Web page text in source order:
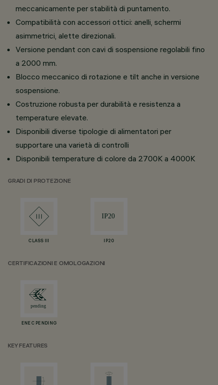
meccanicamente per stabilità di puntamento.
Compatibilità con accessori ottici: anelli, schermi
asimmetrici, alette direzionali.
Versione pendant con cavi di sospensione regolabili fino
a 2000 mm.
Blocco meccanico di rotazione e tilt anche in versione
sospensione.
Costruzione robusta per durabilità e resistenza a
temperature elevate.
Disponibili diverse tipologie di alimentatori per
supportare una varietà di controlli
Disponibili temperature di colore da 2700K a 4000K
GRADI DI PROTEZIONE
CLASS III IP20
CERTIFICAZIONI E OMOLOGAZIONI
ENEC PENDING
KEY FEATURES